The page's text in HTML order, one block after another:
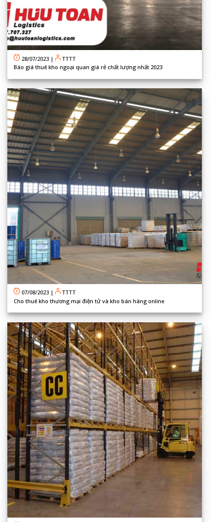
28/07/2023 |
TTTT
Báo giá thuê kho ngoại quan giá rẻ chất lượng nhất 2023
07/08/2023 |
TTTT
Cho thuê kho thương mại điện tử và kho bán hàng online